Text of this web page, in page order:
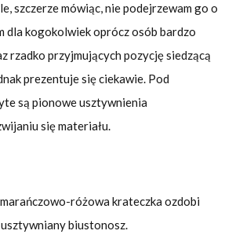
szczerze mówiąc, nie podejrzewam go o
dla kogokolwiek oprócz osób bardzo
rzadko przyjmujących pozycję siedzącą
prezentuje się ciekawie. Pod
są pionowe usztywnienia
się materiału.
różowa krateczka ozdobi
biustonosz.